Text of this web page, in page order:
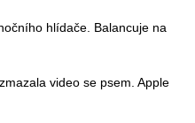
hlídače. Balancuje na
video se psem. Apple